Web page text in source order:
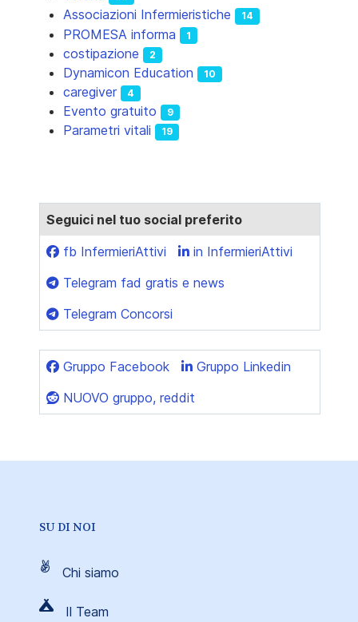
Associazioni Infermieristiche 14
PROMESA informa 1
costipazione 2
Dynamicon Education 10
caregiver 4
Evento gratuito 9
Parametri vitali 19
Seguici nel tuo social preferito
fb InfermieriAttivi
in InfermieriAttivi
Telegram fad gratis e news
Telegram Concorsi
Gruppo Facebook
Gruppo Linkedin
NUOVO gruppo, reddit
SU DI NOI
Chi siamo
Il Team